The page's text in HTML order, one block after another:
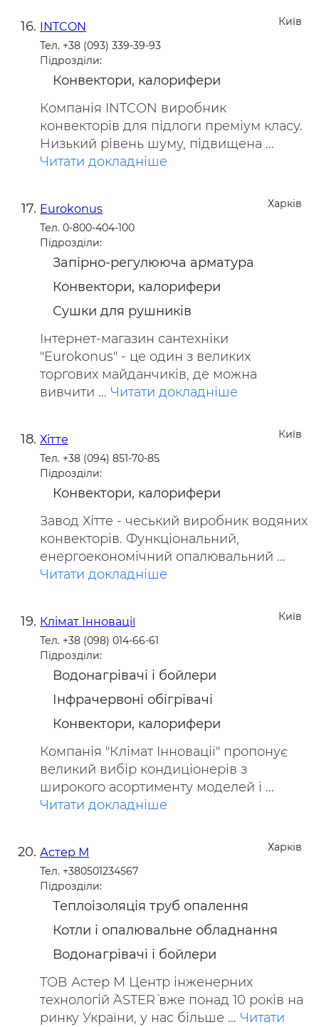
Київ
INTCON
Тел. +38 (093) 339-39-93
Підрозділи:
Конвектори, калорифери
Компанія INTCON виробник
конвекторів для підлоги преміум класу.
Низький рівень шуму, підвищена ...
Читати докладніше
Харків
Eurokonus
Тел. 0-800-404-100
Підрозділи:
Запірно-регулююча арматура
Конвектори, калорифери
Сушки для рушників
Інтернет-магазин сантехніки
"Eurokonus" - це один з великих
торгових майданчиків, де можна
вивчити ... Читати докладніше
Київ
Хітте
Тел. +38 (094) 851-70-85
Підрозділи:
Конвектори, калорифери
Завод Хітте - чеський виробник водяних
конвекторів. Функціональний,
енергоекономічний опалювальний ...
Читати докладніше
Київ
Клімат Інновації
Тел. +38 (098) 014-66-61
Підрозділи:
Водонагрівачі і бойлери
Інфрачервоні обігрівачі
Конвектори, калорифери
Компанія "Клімат Інновації" пропонує
великий вибір кондиціонерів з
широкого асортименту моделей і ...
Читати докладніше
Харків
Астер М
Тел. +380501234567
Підрозділи:
Теплоізоляція труб опалення
Котли і опалювальне обладнання
Водонагрівачі і бойлери
ТОВ Астер М Центр інженерних
технологій `ASTER` вже понад 10 років на
ринку України, у нас більше ... Читати